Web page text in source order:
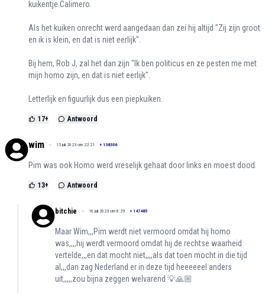
kuikentje Calimero.
Als het kuiken onrecht werd aangedaan dan zei hij altijd "Zij zijn groot
en ik is klein, en dat is niet eerlijk".
Bij hem, Rob J, zal het dan zijn "Ik ben politicus en ze pesten me met
mijn homo zijn, en dat is niet eerlijk".
Letterlijk en figuurlijk dus een piepkuiken.
17+ Antwoord
wim 15 juli 2023 om 22:21 + 138306
Pim was ook Homo werd vreselijk gehaat door links en moest dood.
13+ Antwoord
bitchie 16 juli 2023 om 8:29 + 147485
Maar Wim,,,Pim werdt niet vermoord omdat hij homo
was,,,,hij werdt vermoord omdat hij de rechtse waarheid
vertelde,,,en dat mocht niet,,,,als dat toen mocht in die tijd
al,,,dan zag Nederland er in deze tijd heeeeeel anders
uit,,,,,zou bijna zeggen welvarend 💡🙏🏼